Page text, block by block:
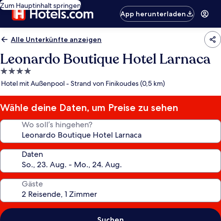
Zum Hauptinhalt springen
App herunterladen
Alle Unterkünfte anzeigen
Leonardo Boutique Hotel Larnaca
4.0-
Sterne-
Hotel mit Außenpool - Strand von Finikoudes (0,5 km)
Wähle deine Daten, um Preise zu sehen
Wo soll’s hingehen?
Daten
Gäste